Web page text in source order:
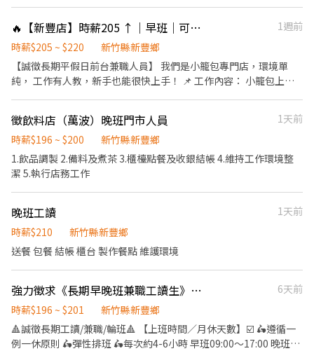
二次就業、外籍人士通通歡迎 ✅適合學生課業，打工兼顧 ✅相互介
紹，享有額外獎金 【薪資福利】☑️ 🔺時薪$196起 🔺85折員工餐 免
費制服2套 🔺國定假日雙倍薪資 🔺享有勞健保、年假代金、勞退
🔥【新豐店】時薪205 ↑｜早班｜可長期穩定｜學生可｜無經驗OK
1週前
時薪$205 ~ $220
新竹縣新豐鄉
【誠徵長期平假日前台兼職人員】 我們是小籠包專門店，環境單
純， 工作有人教，新手也能很快上手！ 📌 工作內容： 小籠包上／
週一固定公休 週二～週五 5:30-10:30～ 週六、週日 5:30-
12:30/13:00/13:30 📌 薪資福利： 時薪205～220（依能力調整） 免
費供餐 三節禮金／禮盒 團體保險 📌 我們希望你： 有責任感、不遲
到 不怕熱、不怕忙 有餐飲經驗佳（無經驗也可） 🌟 同事好相處，
徵飲料店（萬波）晚班門市人員
1天前
時薪$196 ~ $200
新竹縣新豐鄉
1.飲品調製 2.備料及煮茶 3.櫃檯點餐及收銀結帳 4.維持工作環境整
潔 5.執行店務工作
晚班工讀
1天前
時薪$210
新竹縣新豐鄉
送餐 包餐 結帳 櫃台 製作餐點 維護環境
強力徵求《長期早晚班兼職工讀生》～二度就業
6天前
時薪$196 ~ $201
新竹縣新豐鄉
🔺誠徵長期工讀/兼職/輪班🔺 【上班時間／月休天數】☑️ 🛵遵循一
例一休原則 🛵彈性排班 🛵每次約4-6小時 早班09:00～17:00 晚班